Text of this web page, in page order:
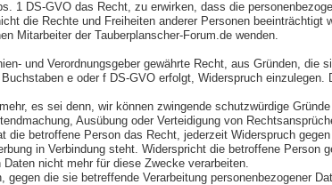
1 DS-GVO das Recht, zu erwirken, dass die
die Rechte und Freiheiten anderer Personen beeinträchtigt
Mitarbeiter der Tauberplanscher-Forum.de wenden.
und Verordnungsgeber gewährte Recht, aus Gründen, die
e oder f DS-GVO erfolgt, Widerspruch
es sei denn, wir können zwingende schutzwürdige
Ausübung oder Verteidigung von
betroffene Person das Recht, jederzeit Widerspruch
in Verbindung steht. Widerspricht die betroffene Person
nicht mehr für diese Zwecke verarbeiten.
die sie betreffende Verarbeitung personenbezogener